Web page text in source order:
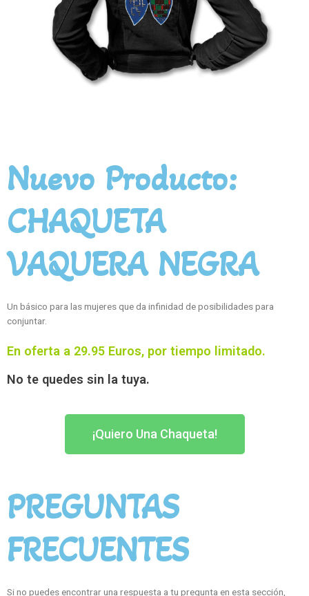
Nuevo Producto:
CHAQUETA
VAQUERA NEGRA
Un básico para las mujeres que da infinidad de posibilidades para
conjuntar.
En oferta a 29.95 Euros, por tiempo limitado.
No te quedes sin la tuya.
¡Quiero Una Chaqueta!
PREGUNTAS
FRECUENTES
Si no puedes encontrar una respuesta a tu pregunta en esta sección,